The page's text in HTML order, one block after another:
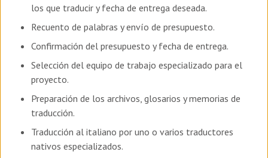
los que traducir y fecha de entrega deseada.
Recuento de palabras y envío de presupuesto.
Confirmación del presupuesto y fecha de entrega.
Selección del equipo de trabajo especializado para el
proyecto.
Preparación de los archivos, glosarios y memorias de
traducción.
Traducción al italiano por uno o varios traductores
nativos especializados.